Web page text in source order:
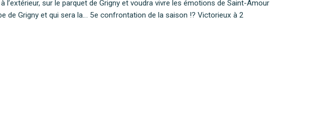
l’extérieur, sur le parquet de Grigny et voudra vivre les émotions de Saint-Amour
de Grigny et qui sera la… 5e confrontation de la saison !? Victorieux à 2